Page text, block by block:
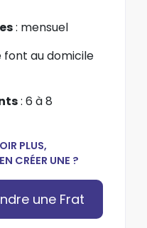
: mensuel
au domicile
: 6 à 8
PLUS,
CRÉER UNE ?
une Frat